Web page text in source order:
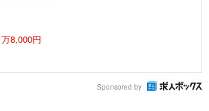
8,000円
Sponsored by